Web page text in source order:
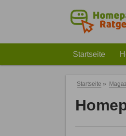
Startseite
Startseite »